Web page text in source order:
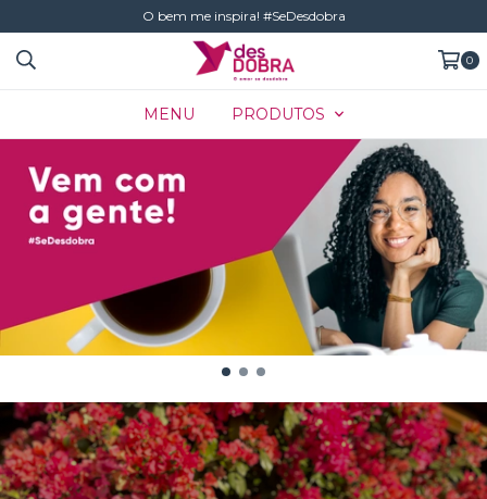
O bem me inspira! #SeDesdobra
0
MENU PRODUTOS